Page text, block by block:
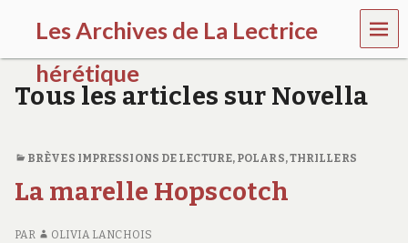
Les Archives de La Lectrice
hérétique
(
0
-
0
MEN
U
Tous les articles sur Novella
BRÈVES IMPRESSIONS DE LECTURE, POLARS, THRILLERS
La marelle Hopscotch
PAR OLIVIA LANCHOIS